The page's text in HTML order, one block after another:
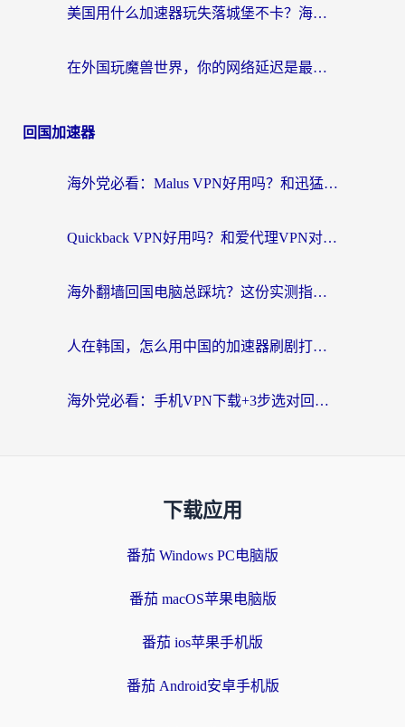
美国用什么加速器玩失落城堡不卡？海外党亲测有效的国服游戏加速指南
在外国玩魔兽世界，你的网络延迟是最大的敌人
回国加速器
海外党必看：Malus VPN好用吗？和迅猛兔VPN对比哪个回国效果更好？附真实体验与避坑指南
Quickback VPN好用吗？和爱代理VPN对比哪个回国效果更好？
海外翻墙回国电脑总踩坑？这份实测指南帮你选对加速器（附ChickCNinitapMalus对比）
人在韩国，怎么用中国的加速器刷剧打游戏？这份真实体验指南给你答案
海外党必看：手机VPN下载+3步选对回国加速器，无缝刷国内资源不再愁
下载应用
番茄 Windows PC电脑版
番茄 macOS苹果电脑版
番茄 ios苹果手机版
番茄 Android安卓手机版